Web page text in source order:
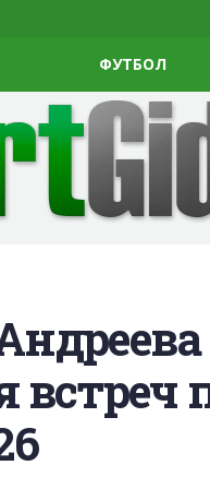
ФУТБОЛ
встреч